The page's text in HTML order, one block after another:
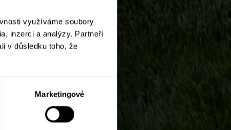
využíváme soubory
inzerci a analýzy. Partneři
v důsledku toho, že
Marketingové